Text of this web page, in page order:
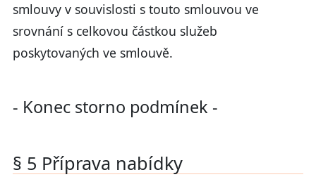
smlouvy v souvislosti s touto smlouvou ve
srovnání s celkovou částkou služeb
poskytovaných ve smlouvě.
- Konec storno podmínek -
§ 5 Příprava nabídky